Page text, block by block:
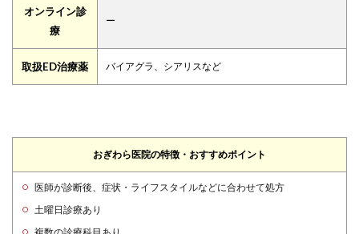
オンライン診
療
ー
取扱ED治療薬 バイアグラ、シアリスなど
おぎわら医院の特徴・おすすめポイント
医師が診断後、症状・ライフスタイルなどに合わせて処方
土曜日診療あり